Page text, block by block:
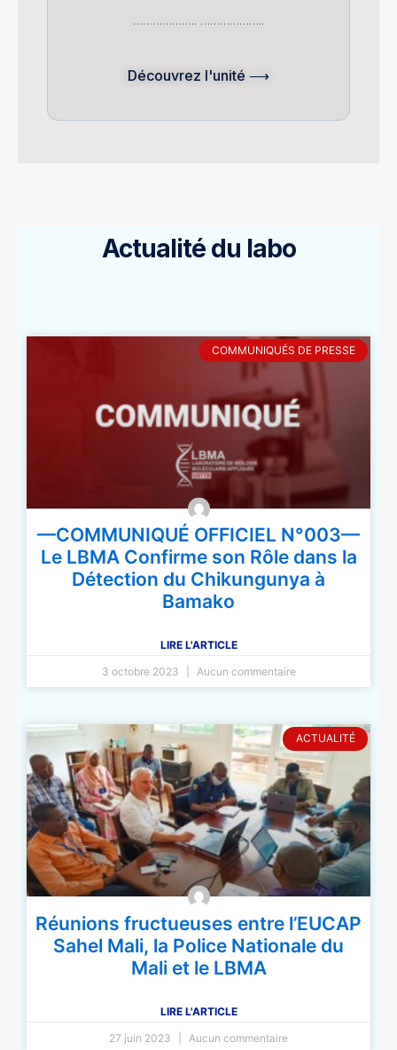
……………….. ………………..
Découvrez l'unité ⟶
Actualité du labo
COMMUNIQUÉS DE PRESSE
—COMMUNIQUÉ OFFICIEL N°003—
Le LBMA Confirme son Rôle dans la
Détection du Chikungunya à
Bamako
LIRE L'ARTICLE
3 octobre 2023
Aucun commentaire
ACTUALITÉ
Réunions fructueuses entre l’EUCAP
Sahel Mali, la Police Nationale du
Mali et le LBMA
LIRE L'ARTICLE
27 juin 2023
Aucun commentaire